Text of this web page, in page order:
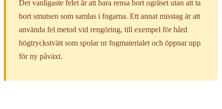
Det vanligaste felet är att bara rensa bort ogräset utan att ta
bort smutsen som samlas i fogarna. Ett annat misstag är att
använda fel metod vid rengöring, till exempel för hård
högtryckstvätt som spolar ur fogmaterialet och öppnar upp
för ny påväxt.